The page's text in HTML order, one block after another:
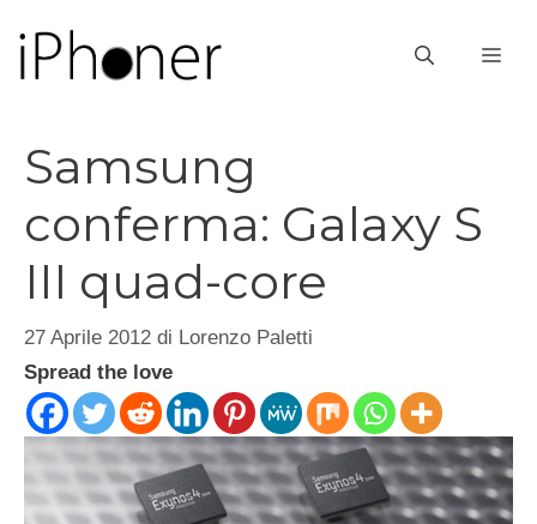
contenuto
Samsung
conferma: Galaxy S
III quad-core
27 Aprile 2012 di Lorenzo Paletti
Spread the love